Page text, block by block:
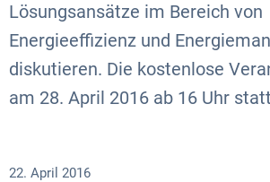
Lösungsansätze im Bereich von
Energieeffizienz und
diskutieren. Die kostenlose
am 28. April 2016 ab 16 Uhr
22. April 2016